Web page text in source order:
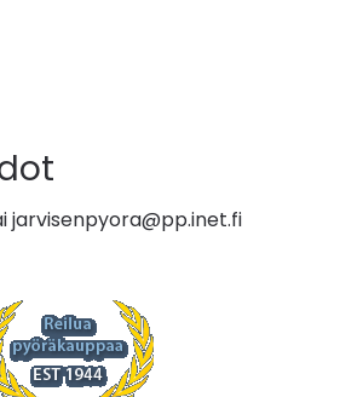
jarvisenpyora@pp.inet.fi